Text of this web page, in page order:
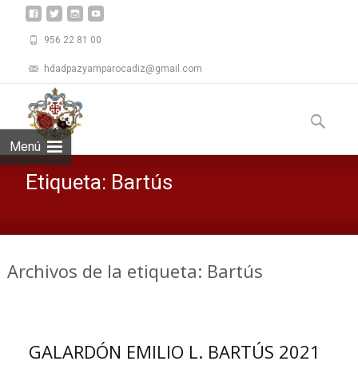
956 22 81 00
hdadpazyamparocadiz@gmail.com
Menú
alBuscar:
Etiqueta: Bartús
Archivos de la etiqueta: Bartús
GALARDÓN EMILIO L. BARTÚS 2021